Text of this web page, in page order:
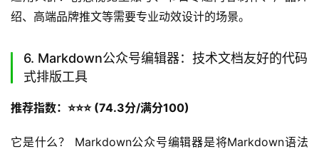
优缺点分析：优势在于动态交互动效加持，大幅提升视觉吸
其功能。
SVG代码知识
适用人群：创意视觉型账号、节日专题内容制作、产品介